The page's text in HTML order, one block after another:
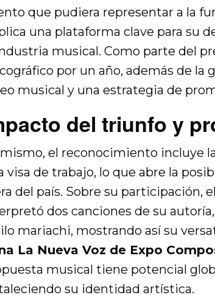
que pudiera representar a la
una plataforma clave para su
musical. Como parte del
por un año, además de la
musical y una estrategia de
del triunfo y
el reconocimiento incluye
visa de trabajo, lo que abre la
del país. Sobre su participación,
dos canciones de su
mariachi, mostrando así su
La Nueva Voz de Expo
musical tiene potencial
su identidad artística.